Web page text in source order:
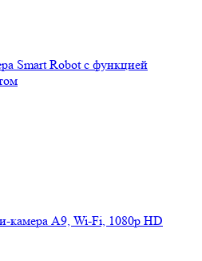
Smart Robot с функцией
камера A9, Wi-Fi, 1080p HD